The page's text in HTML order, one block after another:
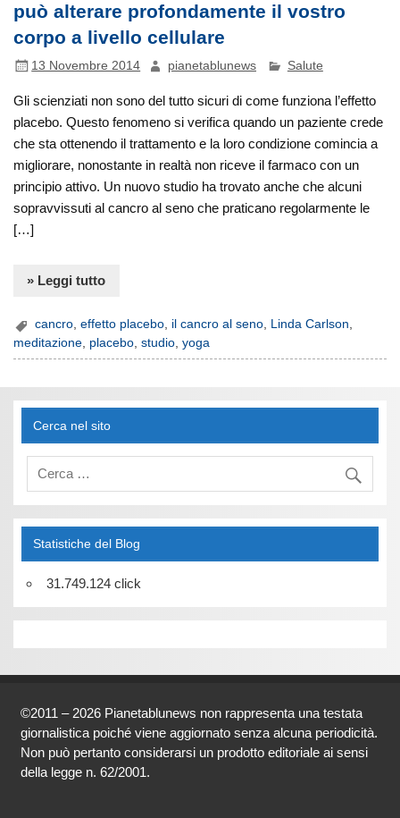
può alterare profondamente il vostro
corpo a livello cellulare
13 Novembre 2014 pianetablunews Salute
Gli scienziati non sono del tutto sicuri di come funziona l’effetto
placebo. Questo fenomeno si verifica quando un paziente crede
che sta ottenendo il trattamento e la loro condizione comincia a
migliorare, nonostante in realtà non riceve il farmaco con un
principio attivo. Un nuovo studio ha trovato anche che alcuni
sopravvissuti al cancro al seno che praticano regolarmente le
[…]
» Leggi tutto
cancro,effetto placebo, il cancro al seno, Linda Carlson,
meditazione placebo ,studio ,yoga
Cerca nel sito
Statistiche del Blog
31.749.124 click
©2011 – 2026 Pianetablunews non rappresenta una testata
giornalistica poiché viene aggiornato senza alcuna periodicità.
Non può pertanto considerarsi un prodotto editoriale ai sensi
della legge n. 62/2001.